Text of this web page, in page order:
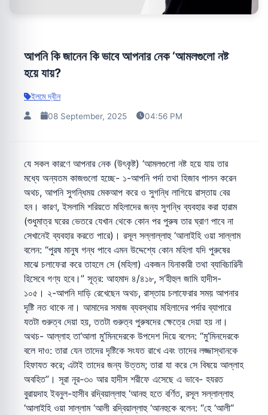
আপনি কি জানেন কি ভাবে আপনার নেক ‘আমলগুলো নষ্ট
হয়ে যায়?
ইলমে দ্বীন
08 September, 2025 04:56 PM
যে সকল কারণে আপনার নেক (উৎকৃষ্ট) ‘আমলগুলো নষ্ট হয়ে যায় তার
মধ্যে অন্যতম কাজগুলো হচ্ছে- ১-আপনি পর্দা তথা হিজাব পালন করেন
অথচ, আপনি সুগন্ধিময় মেকআপ করে ও সুগন্ধি লাগিয়ে রাস্তায় বের
হন। কারণ, ইসলামি শরিয়তে মহিলাদের জন্য সুগন্ধি ব্যবহার করা হারাম
(শুধুমাত্র ঘরের ভেতরে যেখান থেকে কোন পর পুরুষ তার ঘ্রাণ পাবে না
সেখানেই ব্যবহার করতে পারে)। রসূল সল্লাল্লাহু ‘আলাইহি ওয়া সাল্লাম
বলেন: “পুরষ মানুষ গন্ধ পাবে এমন উদ্দেশ্যে কোন মহিলা যদি পুরুষের
মাঝে চলাফেরা করে তাহলে সে (মহিলা) একজন যিনাকারী তথা ব্যাবিচারিনী
হিসেবে গণ্য হবে।” সূত্র: আহমাদ ৪/৪১৮, স‘হীহুল জামি হাদীস-
১০৫। ২-আপনি দাড়ি রেখেছেন অথচ, রাস্তায় চলাফেরার সময় আপনার
দৃষ্টি নত থাকে না। আমাদের সমাজ ব্যবস্থায় মহিলাদের পর্দার ব্যাপারে
যতটা গুরুত্ব দেয়া হয়, ততটা গুরুত্ব পুরুষদের ক্ষেত্রে দেয়া হয় না।
অথচ- আল্লাহ তা‘আলা মু’মিনদেরকে উপদেশ দিয়ে বলেন: “মু’মিনদেরকে
বলে দাও: তারা যেন তাদের দৃষ্টিকে সংযত রাখে এবং তাদের লজ্জাস্থানকে
হিফাযত করে; এটাই তাদের জন্য উত্তম; তারা যা করে সে বিষয়ে আল্লাহ
অবহিত”। সূরা নূর-৩০ আর হাদীস শরীফে এসেছে এ ভাবে- হযরত
বুরায়দাহ ইবনুল-হাসীব রদ্বিয়াল্লাহু ‘আনহু হতে বর্ণিত, রসূল সল্লাল্লাহু
‘আলাইহি ওয়া সাল্লাম ‘আলী রদ্বিয়াল্লাহু ‘আনহুকে বলেন: “হে ‘আলী“